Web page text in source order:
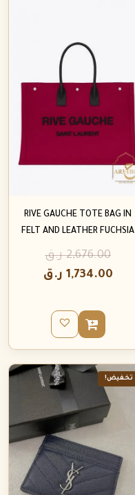
RIVE GAUCHE TOTE BAG IN
FELT AND LEATHER FUCHSIA
2,676.00 ر.ق
1,734.00 ر.ق
تخفيض!